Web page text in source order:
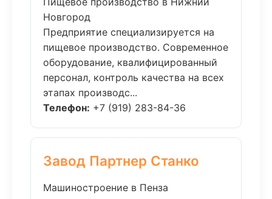
Новгород
Предприятие специализируется на
пищевое производство. Современное
оборудование, квалифицированный
персонал, контроль качества на всех
этапах производс...
Телефон: +7 (919) 283-84-36
Завод Партнер Станко
Машиностроение в Пенза